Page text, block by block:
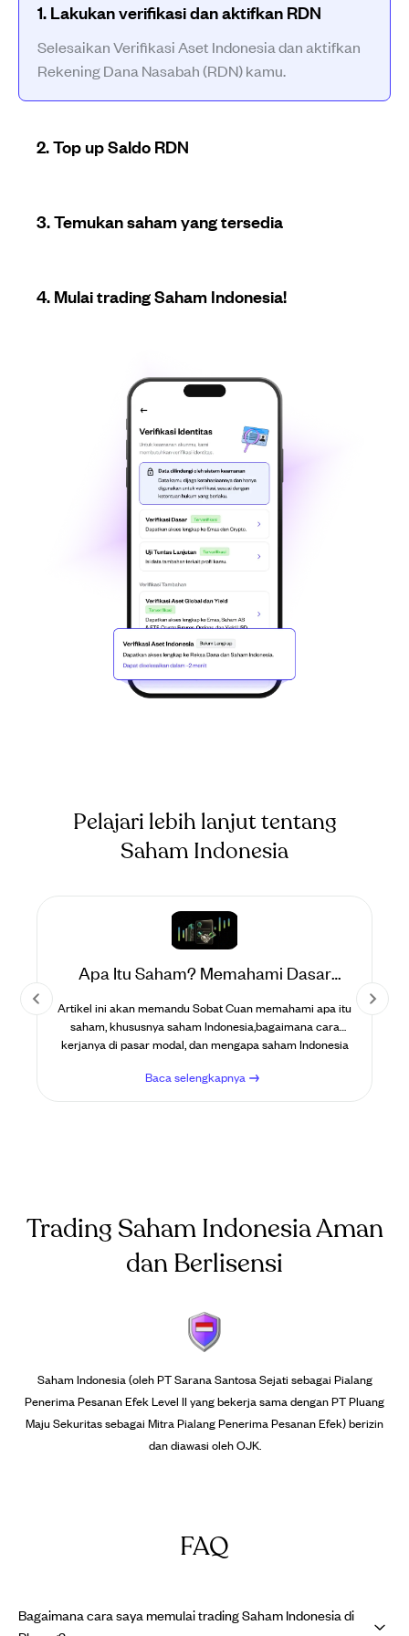
1.Lakukan verifikasi dan aktifkan RDN
Selesaikan Verifikasi Aset Indonesia dan aktifkan
Rekening Dana Nasabah (RDN) kamu.
2.Top up Saldo RDN
3.Temukan saham yang tersedia
4.Mulai trading Saham Indonesia!
Pelajari lebih lanjut tentang
Saham Indonesia
Apa Itu Saham? Memahami Dasar
Artikel ini akan memandu Sobat Cuan memahami apa itu
saham, khususnya saham Indonesia,bagaimana cara
kerjanya di pasar modal, dan mengapa saham Indonesia
Baca selengkapnya
Trading Saham Indonesia Aman
dan Berlisensi
Saham Indonesia (oleh PT Sarana Santosa Sejati sebagai Pialang
Penerima Pesanan Efek Level II yang bekerja sama dengan PT Pluang
Maju Sekuritas sebagai Mitra Pialang Penerima Pesanan Efek) berizin
dan diawasi oleh OJK.
FAQ
Bagaimana cara saya memulai trading Saham Indonesia di